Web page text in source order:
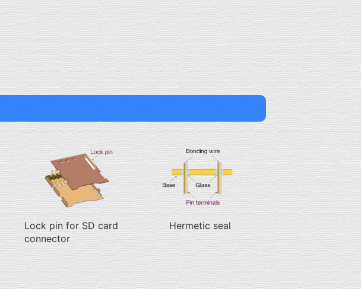
Lock pin for SD card
connector
Hermetic seal